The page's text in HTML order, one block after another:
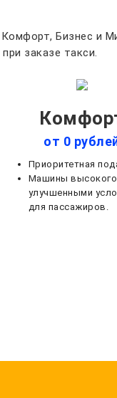
Бизнес и
заказе такси.
от 0
Приоритетная
Машины высокого
улучшенными
для пассажиров.